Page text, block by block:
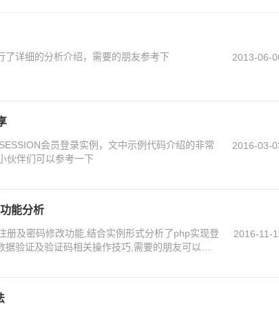
了详细的分析介绍，需要的朋友参考下 2013-06-
会员登录实例，文中示例代码介绍的非常
伙伴们可以参考一下
2016-03-
能分析
册及密码修改功能,结合实例形式分析了php实现登
验证及验证码相关操作技巧,需要的朋友可以参
2016-11-